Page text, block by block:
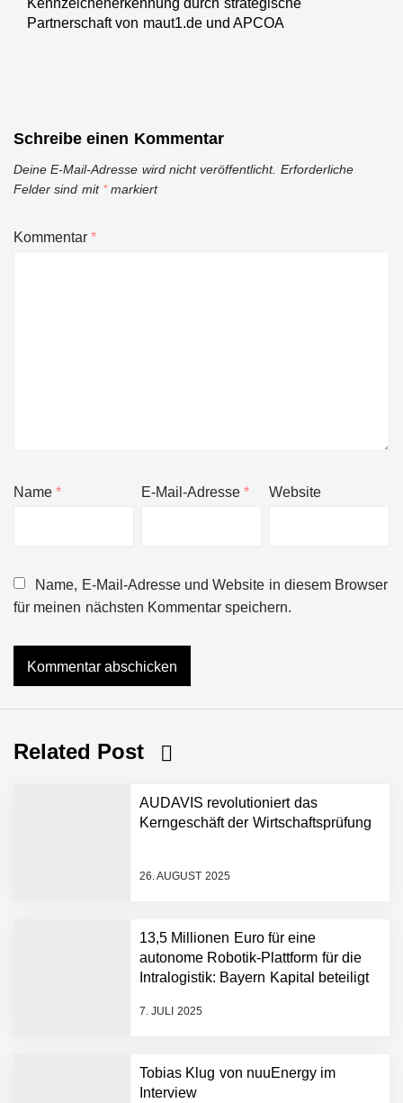
post:
Kennzeichenerkennung durch strategische
Partnerschaft von maut1.de und APCOA
Schreibe einen Kommentar
Deine E-Mail-Adresse wird nicht veröffentlicht. Erforderliche
Felder sind mit *markiert
Kommentar*
Name* E-Mail-Adresse* Website
Name, E-Mail-Adresse und Website in diesem Browser
für meinen nächsten Kommentar speichern.
Related Post
AUDAVIS revolutioniert das
Kerngeschäft der Wirtschaftsprüfung
26. AUGUST 2025
13,5 Millionen Euro für eine
autonome Robotik-Plattform für die
Intralogistik: Bayern Kapital beteiligt
7. JULI 2025
Tobias Klug von nuuEnergy im
Interview
Portrait
AUDAVIS
AUDAVIS revolutioniert das
Kerngeschäft der